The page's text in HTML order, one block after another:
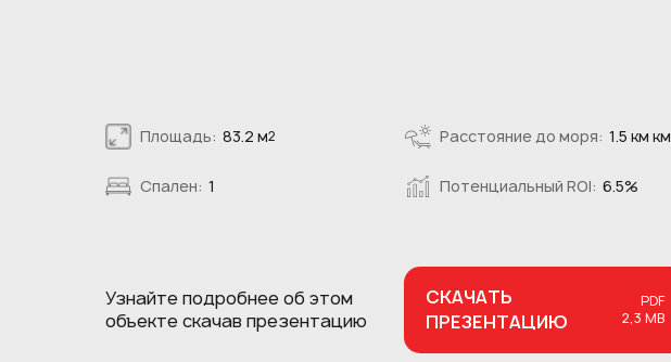
Площадь: 83.2 м2
Спален: 1
Расстояние до моря: 1.5 км км
Потенциальный ROI: 6.5%
Узнайте подробнее об этом
объектескачав презентацию
СКАЧАТЬ
ПРЕЗЕНТАЦИЮ
PDF
2,3 MB